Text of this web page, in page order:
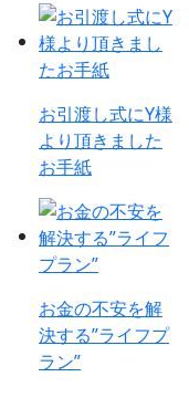
お引渡し式にY様
より頂きました
お手紙
お金の不安を解
決する”ライフプ
ラン”